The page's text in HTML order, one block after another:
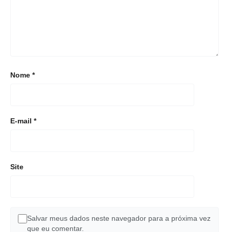
Nome *
E-mail *
Site
Salvar meus dados neste navegador para a próxima vez
que eu comentar.